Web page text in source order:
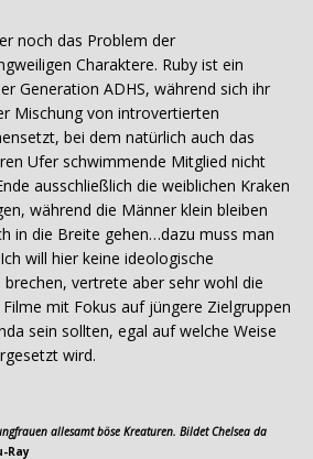
noch das Problem der
Charaktere. Ruby ist ein
Generation ADHS, während sich ihr
Mischung von introvertierten
bei dem natürlich auch das
Ufer schwimmende Mitglied nicht
ausschließlich die weiblichen Kraken
während die Männer klein bleiben
in die Breite gehen…dazu muss man
will hier keine ideologische
vertrete aber sehr wohl die
mit Fokus auf jüngere Zielgruppen
sein sollten, egal auf welche Weise
wird.
allesamt böse Kreaturen. Bildet Chelsea da
Ray